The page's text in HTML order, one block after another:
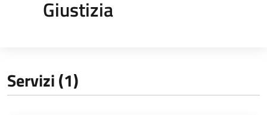
Giustizia
Servizi (1)